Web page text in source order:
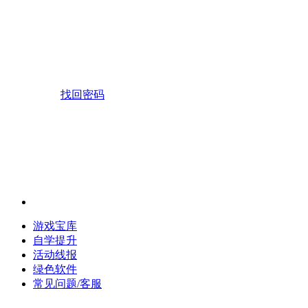
找回密码
游戏宝库
自学提升
活动线报
绿色软件
常见问题/客服